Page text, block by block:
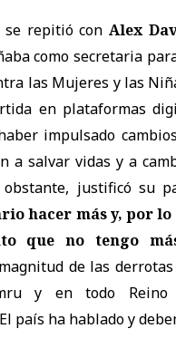
se repitió conAlex
como secretaria
las Mujeres y las
en plataformas
impulsado
a salvar vidas y a
justificó su
hacer más y, por
que no tengo
de las
y en todo
país ha hablado y